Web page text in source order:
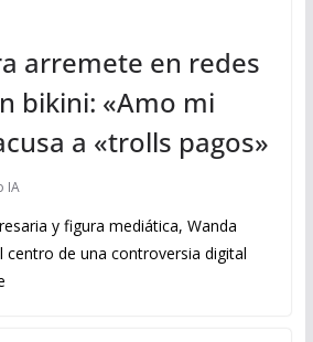
arremete en redes
bikini: «Amo mi
a «trolls pagos»
IA
y figura mediática, Wanda
centro de una controversia digital